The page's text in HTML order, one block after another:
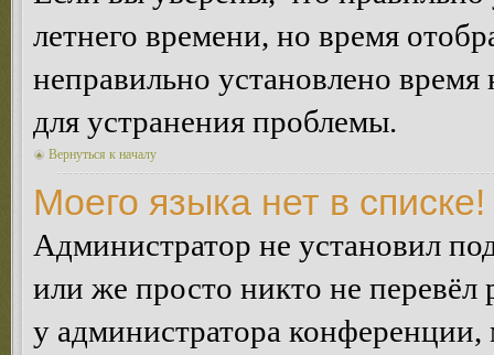
летнего времени, но время
неправильно установлено
для устранения проблемы.
Вернуться к началу
Моего языка нет в списке!
Администратор не установил
или же просто никто не
у администратора